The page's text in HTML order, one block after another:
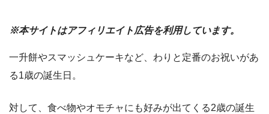
※本サイトはアフィリエイト広告を利用しています。
一升餅やスマッシュケーキなど、わりと定番のお祝いがあ
る1歳の誕生日。
対して、食べ物やオモチャにも好みが出てくる2歳の誕生